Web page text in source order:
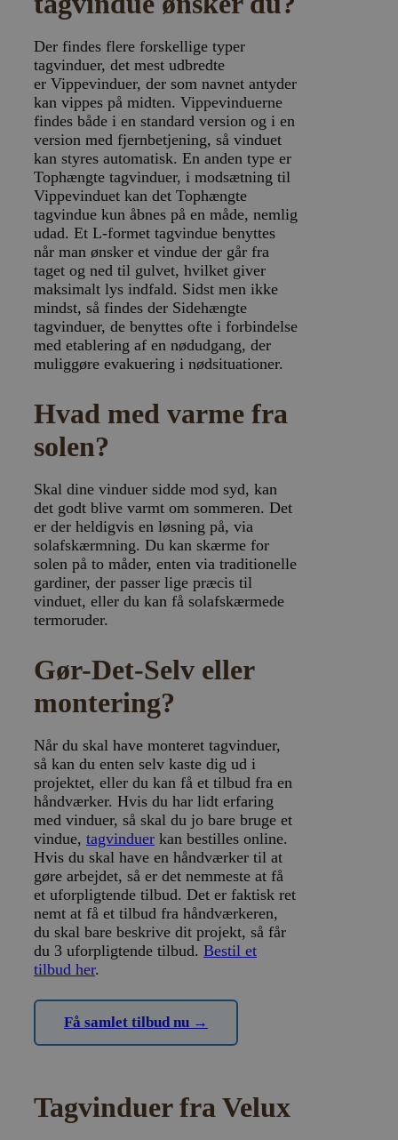
Der findes flere forskellige typer
tagvinduer, det mest udbredte
er Vippevinduer, der som navnet antyder
kan vippes på midten. Vippevinduerne
findes både i en standard version og i en
version med fjernbetjening, så vinduet
kan styres automatisk. En anden type er
Tophængte tagvinduer, i modsætning til
Vippevinduet kan det Tophængte
tagvindue kun åbnes på en måde, nemlig
udad. Et L-formet tagvindue benyttes
når man ønsker et vindue der går fra
taget og ned til gulvet, hvilket giver
maksimalt lys indfald. Sidst men ikke
mindst, så findes der Sidehængte
tagvinduer, de benyttes ofte i forbindelse
med etablering af en nødudgang, der
muliggøre evakuering i nødsituationer.
Hvad med varme fra
solen?
Skal dine vinduer sidde mod syd, kan
det godt blive varmt om sommeren. Det
er der heldigvis en løsning på, via
solafskærmning. Du kan skærme for
solen på to måder, enten via traditionelle
gardiner, der passer lige præcis til
vinduet, eller du kan få solafskærmede
termoruder.
Gør-Det-Selv eller
montering?
Når du skal have monteret tagvinduer,
så kan du enten selv kaste dig ud i
projektet, eller du kan få et tilbud fra en
håndværker. Hvis du har lidt erfaring
med vinduer, så skal du jo bare bruge et
vindue, tagvinduer kan bestilles online.
Hvis du skal have en håndværker til at
gøre arbejdet, så er det nemmeste at få
et uforpligtende tilbud. Det er faktisk ret
nemt at få et tilbud fra håndværkeren,
du skal bare beskrive dit projekt, så får
du 3 uforpligtende tilbud. Bestil et
tilbud her.
Få samlet tilbud nu →
Tagvinduer fra Velux
Målretning af
Funktionalitet
Strengt nødvendige cookies tillader
kernewebsfunktionalitet såsom bruger login og
kontostyring. Hjemmesiden kan ikke bruges korrekt
uden strengt nødvendige cookies.
Navn
Provider /
Domæne
Udløb
CookieScriptConsent
CookieScript
www.vorhjem.dk
4 uger
Navn Storage type
ct_has_scrolled
ct_screen_info
Lokal lagring
ct_cookies_type
Lokal lagring
apbct_page_hits
Lokal lagring
apbct_visible_fields
Lokal lagring
ct_fkp_timestamp
Lokal lagring
apbct_session_current_page
apbct_existing_visitor
Lokal lagring
ct_checkjs
apbct_session_id
Sessionslagring
ct_pointer_data
Lokal lagring
ct_ps_timestamp
Lokal lagring
apbct_headless
Lokal lagring
ct_mouse_moved
Lokal lagring
Google